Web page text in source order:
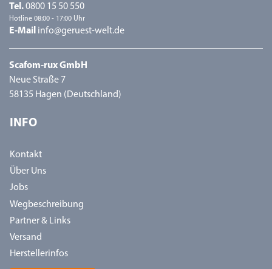
Tel.0800 15 50 550
Hotline 08:00 - 17:00 Uhr
E-Mail info@geruest-welt.de
Scafom-rux GmbH
Neue Straße 7
58135 Hagen (Deutschland)
INFO
Kontakt
Über Uns
Jobs
Wegbeschreibung
Partner & Links
Versand
Herstellerinfos